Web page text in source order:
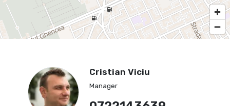
Cristian Viciu
Manager